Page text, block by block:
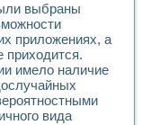
тиристорным
для
стенда для
диагностики
свойств
выбраны
приложениях, а
приходится.
имело наличие
вида